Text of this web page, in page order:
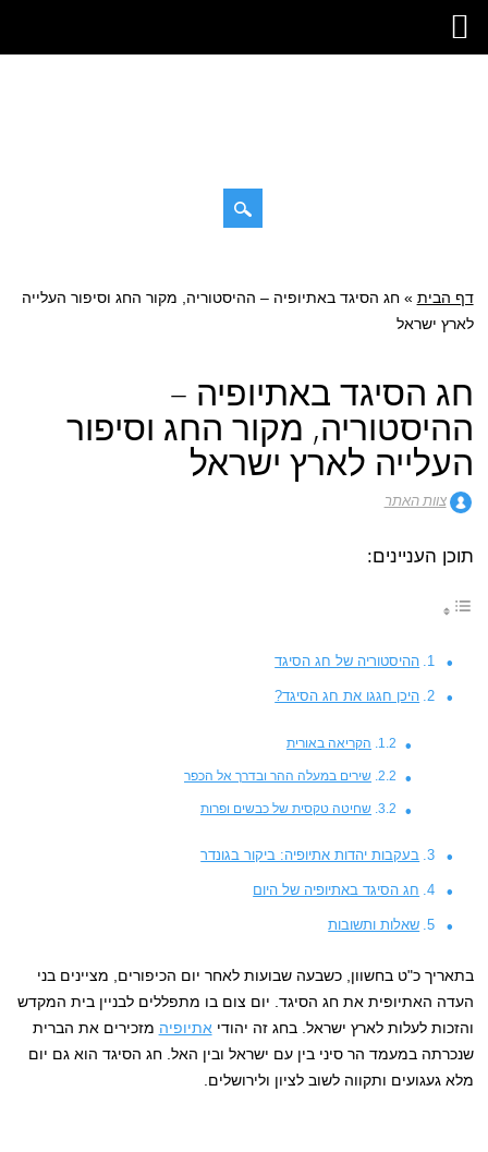
לתוכן
דף הבית »חג הסיגד באתיופיה – ההיסטוריה, מקור החג וסיפור העלייה
לארץ ישראל
חג הסיגד באתיופיה –
ההיסטוריה, מקור החג וסיפור
העלייה לארץ ישראל
צוות האתר
תוכן העניינים:
ההיסטוריה של חג הסיגד
היכן חגגו את חג הסיגד?
הקריאה באורית
שירים במעלה ההר ובדרך אל הכפר
שחיטה טקסית של כבשים ופרות
בעקבות יהדות אתיופיה: ביקור בגונדר
חג הסיגד באתיופיה של היום
שאלות ותשובות
בתאריך כ"ט בחשוון, כשבעה שבועות לאחר יום הכיפורים, מציינים בני
העדה האתיופית את חג הסיגד. יום צום בו מתפללים לבניין בית המקדש
והזכות לעלות לארץ ישראל. בחג זה יהודי אתיופיה מזכירים את הברית
שנכרתה במעמד הר סיני בין עם ישראל ובין האל. חג הסיגד הוא גם יום
מלא געגועים ותקווה לשוב לציון ולירושלים.